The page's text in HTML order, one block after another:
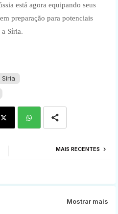
está agora equipando seus
preparação para potenciais
Síria.
Síria
MAIS RECENTES
Mostrar mais